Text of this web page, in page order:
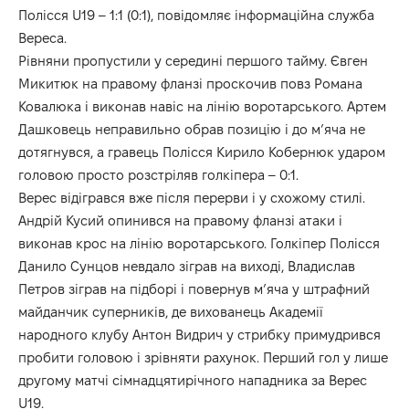
Полісся U19 – 1:1 (0:1), повідомляє інформаційна служба
Вереса.
Рівняни пропустили у середині першого тайму. Євген
Микитюк на правому фланзі проскочив повз Романа
Ковалюка і виконав навіс на лінію воротарського. Артем
Дашковець неправильно обрав позицію і до м’яча не
дотягнувся, а гравець Полісся Кирило Кобернюк ударом
головою просто розстріляв голкіпера – 0:1.
Верес відігрався вже після перерви і у схожому стилі.
Андрій Кусий опинився на правому фланзі атаки і
виконав крос на лінію воротарського. Голкіпер Полісся
Данило Сунцов невдало зіграв на виході, Владислав
Петров зіграв на підборі і повернув м’яча у штрафний
майданчик суперників, де вихованець Академії
народного клубу Антон Видрич у стрибку примудрився
пробити головою і зрівняти рахунок. Перший гол у лише
другому матчі сімнадцятирічного нападника за Верес
U19.